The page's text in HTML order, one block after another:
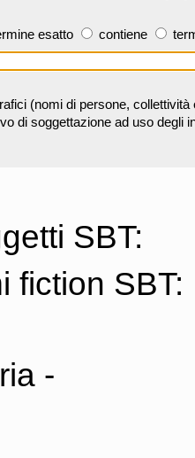
esatto contiene
(nomi di persone,
di soggettazione ad uso degli
SBT:
fiction SBT:
-